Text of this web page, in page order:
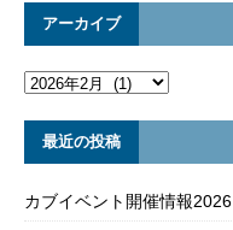
アーカイブ
最近の投稿
カブイベント開催情報2026